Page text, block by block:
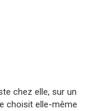
chez elle, sur un
choisit elle-même